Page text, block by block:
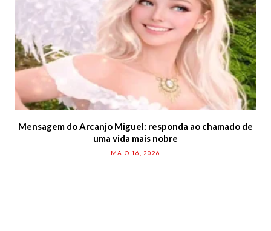
Mensagem do Arcanjo Miguel: responda ao chamado de
uma vida mais nobre
MAIO 16, 2026